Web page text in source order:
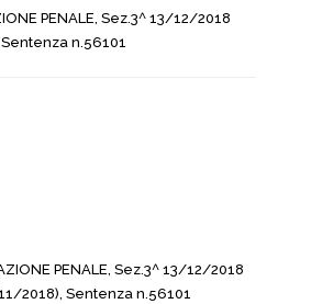
PENALE, Sez.3^ 13/12/2018
n.56101
PENALE, Sez.3^ 13/12/2018
2018), Sentenza n.56101